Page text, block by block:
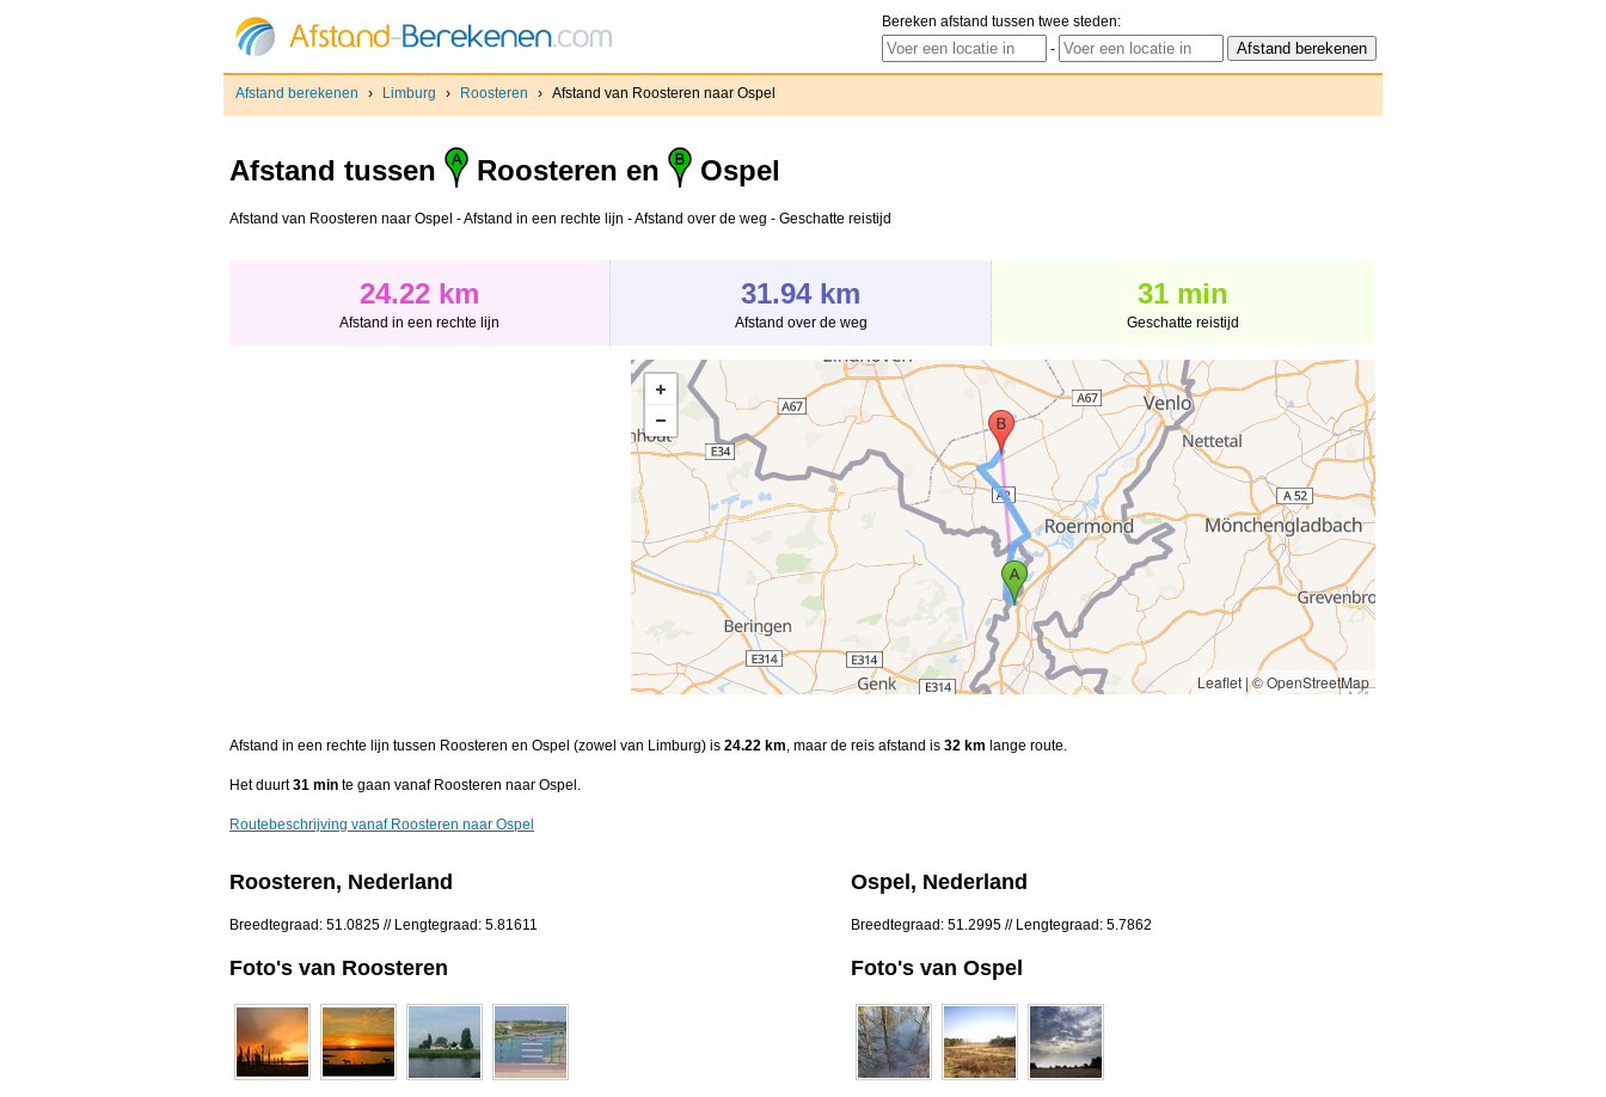
Bereken afstand tussen twee steden:
-
Afstand berekenen › Limburg › Roosteren › Afstand van Roosteren naar Ospel
Afstand tussen Roosteren en Ospel
Afstand van Roosteren naar Ospel - Afstand in een rechte lijn - Afstand over de weg - Geschatte reistijd
24.22 km
Afstand in een rechte lijn
31.94 km
Afstand over de weg
31 min
Geschatte reistijd
Leaflet |© OpenStreetMap
Afstand in een rechte lijn tussen Roosteren en Ospel (zowel van Limburg) is 24.22 km, maar de reis afstand is 32 km lange route.
Het duurt31 min te gaan vanaf Roosteren naar Ospel.
Routebeschrijving vanaf Roosteren naar Ospel
Roosteren, Nederland
Breedtegraad: 51.0825 // Lengtegraad: 5.81611
Foto's van Roosteren
Ospel, Nederland
Breedtegraad: 51.2995 // Lengtegraad: 5.7862
Foto's van Ospel